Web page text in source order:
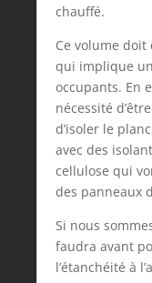
chauffé.
Ce volume
qui implique
occupants. En
nécessité
d’isoler le
avec des
cellulose qui
des panneaux
Si nous
faudra avant
l’étanchéité à